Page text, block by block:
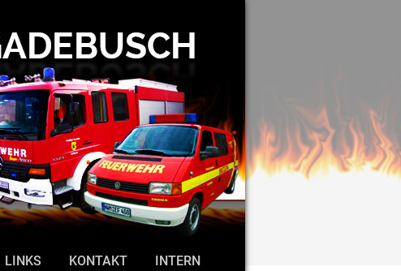
LINKS KONTAKT INTERN